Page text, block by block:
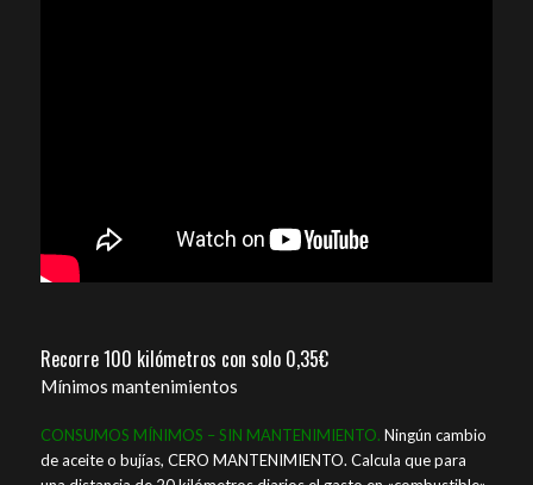
Recorre 100 kilómetros con solo 0,35€
Mínimos mantenimientos
CONSUMOS MÍNIMOS – SIN MANTENIMIENTO. Ningún cambio
de aceite o bujías, CERO MANTENIMIENTO. Calcula que para